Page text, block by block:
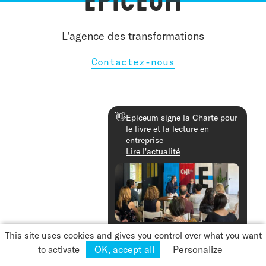
👋Epiceum signe la Charte pour
le livre et la lecture en
entreprise
Lire l'actualité
Fermer
L'agence des transformations
Contactez-nous
© Epiceum 2026
Mentions légales
Cookies
This site uses cookies and gives you control over what you want
to activate
OK, accept all Personalize